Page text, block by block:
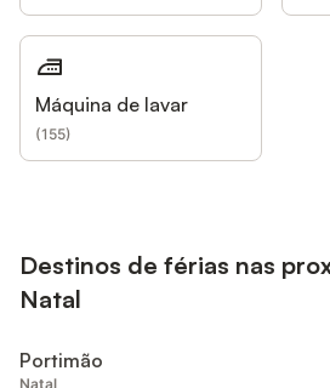
Máquina de lavar
(155)
Destinos de férias nas
Natal
Portimão
Natal